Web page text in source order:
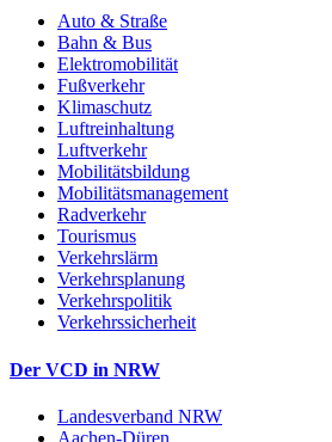
Auto & Straße
Bahn & Bus
Elektromobilität
Fußverkehr
Klimaschutz
Luftreinhaltung
Luftverkehr
Mobilitätsbildung
Mobilitätsmanagement
Radverkehr
Tourismus
Verkehrslärm
Verkehrsplanung
Verkehrspolitik
Verkehrssicherheit
Der VCD in NRW
Landesverband NRW
Aachen-Düren